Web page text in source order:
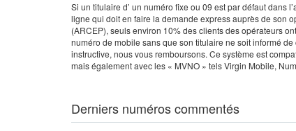
Si un titulaire d’ un numéro fixe ou 09 est par défaut dans
ligne qui doit en faire la demande express auprès de son
(ARCEP), seuls environ 10% des clients des opérateurs
numéro de mobile sans que son titulaire ne soit informé
instructive, nous vous remboursons. Ce système est
mais également avec les « MVNO » tels Virgin Mobile,
Derniers numéros commentés